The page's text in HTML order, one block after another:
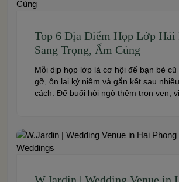
Top 6 Địa Điểm Họp Lớp Hải
Sang Trọng, Ấm Cúng
Mỗi dịp họp lớp là cơ hội để bạn bè cũ
gỡ, ôn lại kỷ niệm và gắn kết sau
cách. Để buổi hội ngộ thêm trọn vẹn,